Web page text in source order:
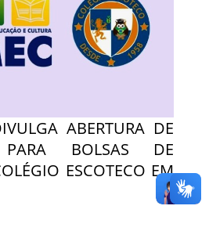
ABERTURA DE
PARA BOLSAS DE
ESCOTECO EM